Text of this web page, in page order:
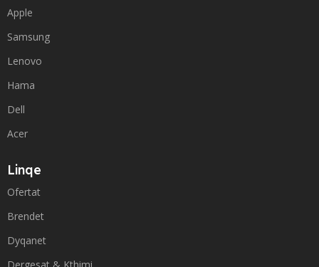
Apple
Samsung
Lenovo
Hama
Dell
Acer
Linqe
Ofertat
Brendet
Dyqanet